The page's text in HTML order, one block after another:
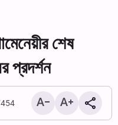
শেষ
প্রদর্শন